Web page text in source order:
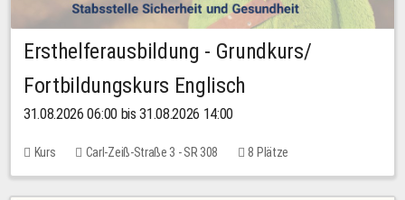
Ersthelferausbildung - Grundkurs/
Fortbildungskurs Englisch
31.08.2026 06:00 bis 31.08.2026 14:00
Kurs Carl-Zeiß-Straße 3 - SR 308 8 Plätze